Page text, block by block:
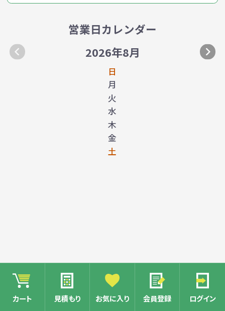
カート 見積もり お気に入り 会員登録 ログイン
営業日カレンダー
2026年8月
日
月
火
水
木
金
土
1
2